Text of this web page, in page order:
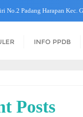
No.2 Padang Harapan Kec.
INFO PPDB
Posts